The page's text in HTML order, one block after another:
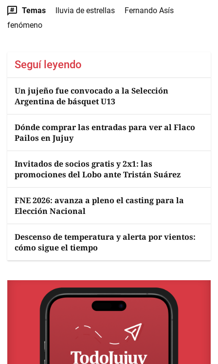
Temas lluvia de estrellas
Fernando Asís
fenómeno
Seguí leyendo
Un jujeño fue convocado a la Selección
Argentina de básquet U13
Dónde comprar las entradas para ver al Flaco
Pailos en Jujuy
Invitados de socios gratis y 2x1: las
promociones del Lobo ante Tristán Suárez
FNE 2026: avanza a pleno el casting para la
Elección Nacional
Descenso de temperatura y alerta por vientos:
cómo sigue el tiempo